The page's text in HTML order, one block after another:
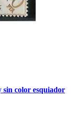
sin color esquiador